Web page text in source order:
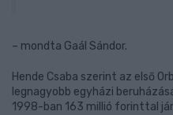
– mondta Gaál Sándor.
Hende Csaba szerint az első
legnagyobb egyházi
1998-ban 163 millió forinttal